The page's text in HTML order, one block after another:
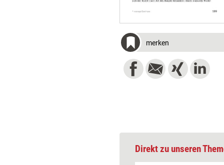
merken
Direkt zu unseren